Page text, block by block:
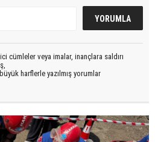
cümleler veya imalar, inançlara saldırı
harflerle yazılmış yorumlar